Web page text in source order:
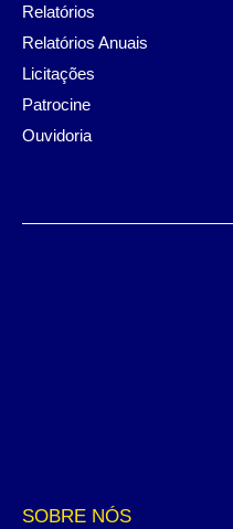
Relatórios
Relatórios Anuais
Licitações
Patrocine
Ouvidoria
SOBRE NÓS